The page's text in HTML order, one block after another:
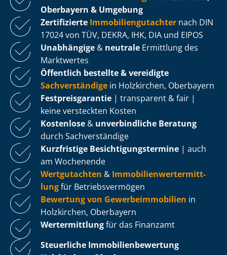
Oberbayern & Umgebung
Zertifizierte Im­mo­bi­li­en­gut­ach­ter nach DIN
17024 von TÜV, DEKRA, IHK, DIA und EIPOS
Unabhängige & neutrale Ermittlung des
Marktwertes
Öffentlich bestellte & vereidigte
Sachverständige in Holzkirchen, Oberbayern
Fest­preis­ga­ran­tie | transparent & fair |
keine versteckten Kosten
Kostenlose & unverbindliche Beratung
durch Sachverständige
Kurzfristige Be­sich­ti­gungs­ter­mi­ne | auch
am Wochenende
Wertgutachten & Im­mo­bi­li­en­wert­ermitt­
lungfür Be­triebs­ver­mö­gen
Bewertung von Ge­wer­be­im­mo­bi­li­en in
Holzkirchen, Oberbayern
Wertermittlungfür das Finanzamt
Steuerliche Im­mo­bi­li­en­be­wer­tung